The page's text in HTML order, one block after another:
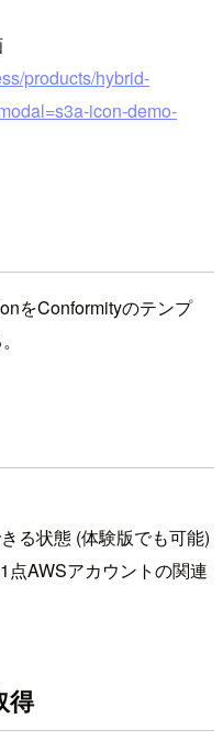
products/hybrid-
icon-demo-
をConformityのテンプ
る状態 (体験版でも可能)
点AWSアカウントの関連
得